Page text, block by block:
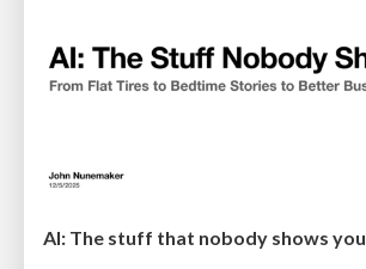
AI: The stuff that nobody shows you